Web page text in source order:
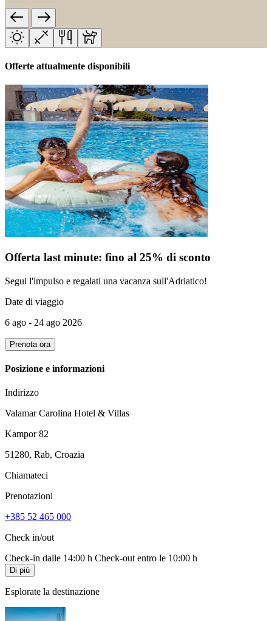
Offerte attualmente disponibili
Offerta last minute: fino al 25% di sconto
Segui l'impulso e regalati una vacanza sull'Adriatico!
Date di viaggio
6 ago - 24 ago 2026
Prenota ora
Posizione e informazioni
Indirizzo
Valamar Carolina Hotel & Villas
Kampor 82
51280, Rab, Croazia
Chiamateci
Prenotazioni
+385 52 465 000
Check in/out
Check-in dalle 14:00 h Check-out entro le 10:00 h
Di più
Esplorate la destinazione